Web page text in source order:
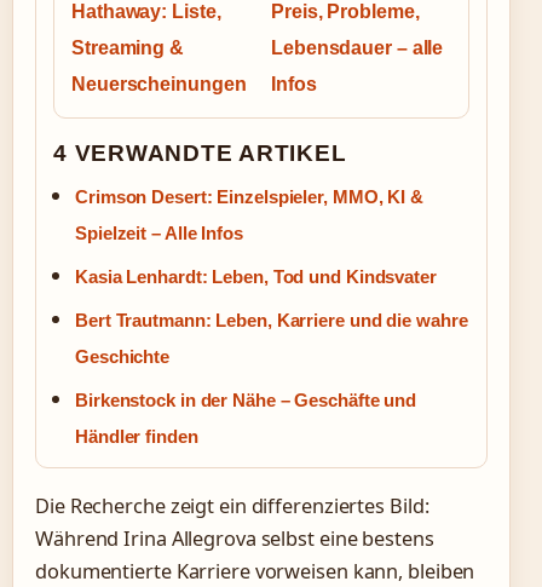
Hathaway: Liste,
Streaming &
Neuerscheinungen
Preis, Probleme,
Lebensdauer – alle
Infos
4 VERWANDTE ARTIKEL
Crimson Desert: Einzelspieler, MMO, KI &
Spielzeit – Alle Infos
Kasia Lenhardt: Leben, Tod und Kindsvater
Bert Trautmann: Leben, Karriere und die wahre
Geschichte
Birkenstock in der Nähe – Geschäfte und
Händler finden
Die Recherche zeigt ein differenziertes Bild:
Während Irina Allegrova selbst eine bestens
dokumentierte Karriere vorweisen kann, bleiben